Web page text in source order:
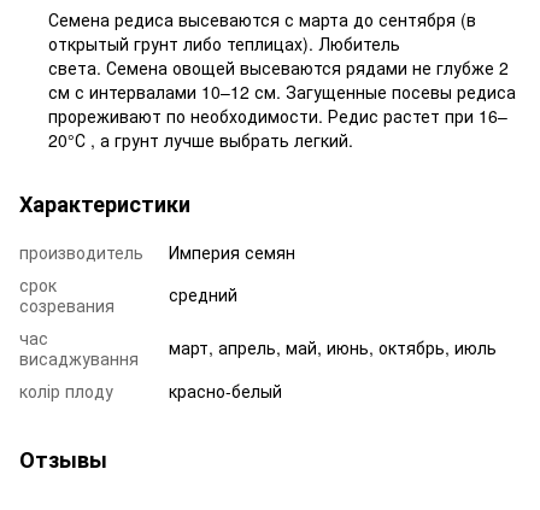
Семена редиса высеваются с марта до сентября (в
открытый грунт либо теплицах). Любитель
света. Семена овощей высеваются рядами не глубже 2
см с интервалами 10–12 см. Загущенные посевы редиса
прореживают по необходимости. Редис растет при 16–
20°С , а грунт лучше выбрать легкий.
Характеристики
производитель
Империя семян
срок
созревания
средний
час
висаджування
март, апрель, май, июнь, октябрь, июль
колір плоду
красно-белый
Отзывы